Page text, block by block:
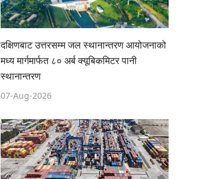
दक्षिणबाट उत्तरसम्म जल स्थानान्तरण आयोजनाको
मध्य मार्गमार्फत ८० अर्ब क्यूबिकमिटर पानी
स्थानान्तरण
07-Aug-2026